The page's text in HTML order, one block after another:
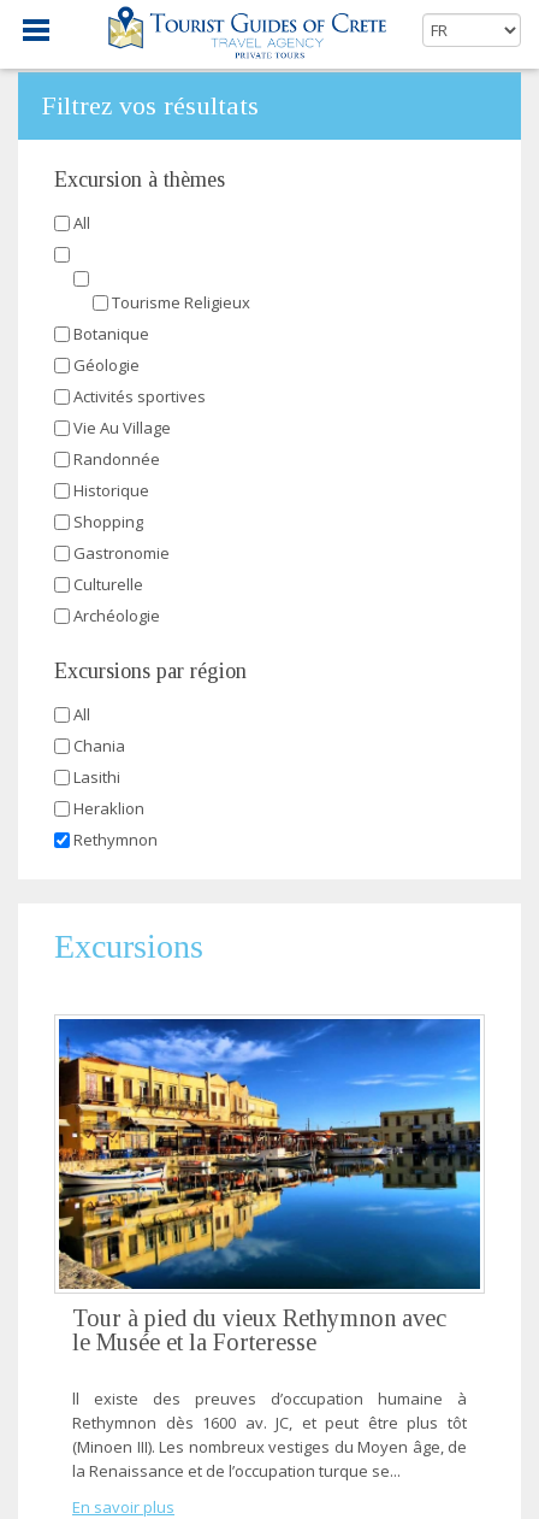
Filtrez vos résultats
Excursion à thèmes
All
Tourisme Religieux
Botanique
Géologie
Activités sportives
Vie Au Village
Randonnée
Historique
Shopping
Gastronomie
Culturelle
Archéologie
Excursions par région
All
Chania
Lasithi
Heraklion
Rethymnon
Excursions
Tour à pied du vieux Rethymnon avec
le Musée et la Forteresse
ll existe des preuves d’occupation humaine à
Rethymnon dès 1600 av. JC, et peut être plus tôt
(Minoen III). Les nombreux vestiges du Moyen âge, de
la Renaissance et de l’occupation turque se...
En savoir plus